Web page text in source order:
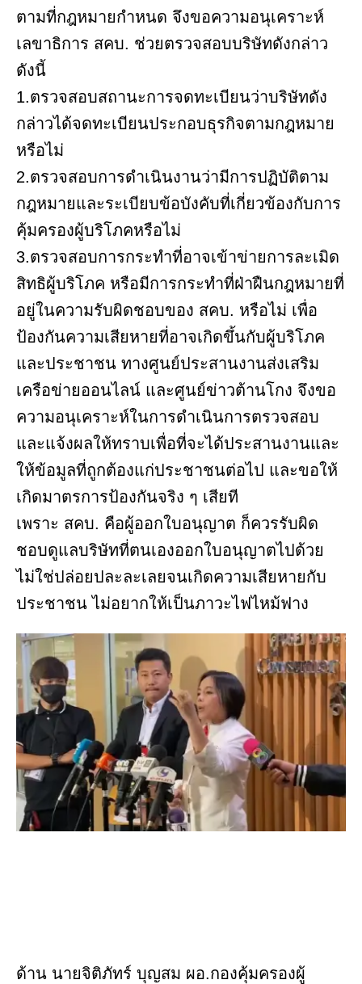
ตามที่กฎหมายกำหนด จึงขอความอนุเคราะห์
เลขาธิการ สคบ. ช่วยตรวจสอบบริษัทดังกล่าว
ดังนี้
1.ตรวจสอบสถานะการจดทะเบียนว่าบริษัทดัง
กล่าวได้จดทะเบียนประกอบธุรกิจตามกฎหมาย
หรือไม่
2.ตรวจสอบการดำเนินงานว่ามีการปฏิบัติตาม
กฎหมายและระเบียบข้อบังคับที่เกี่ยวข้องกับการ
คุ้มครองผู้บริโภคหรือไม่
3.ตรวจสอบการกระทำที่อาจเข้าข่ายการละเมิด
สิทธิผู้บริโภค หรือมีการกระทำที่ฝ่าฝืนกฎหมายที่
อยู่ในความรับผิดชอบของ สคบ. หรือไม่ เพื่อ
ป้องกันความเสียหายที่อาจเกิดขึ้นกับผู้บริโภค
และประชาชน ทางศูนย์ประสานงานส่งเสริม
เครือข่ายออนไลน์ และศูนย์ข่าวต้านโกง จึงขอ
ความอนุเคราะห์ในการดำเนินการตรวจสอบ
และแจ้งผลให้ทราบเพื่อที่จะได้ประสานงานและ
ให้ข้อมูลที่ถูกต้องแก่ประชาชนต่อไป และขอให้
เกิดมาตรการป้องกันจริง ๆ เสียที
เพราะ สคบ. คือผู้ออกใบอนุญาต ก็ควรรับผิด
ชอบดูแลบริษัทที่ตนเองออกใบอนุญาตไปด้วย
ไม่ใช่ปล่อยปละละเลยจนเกิดความเสียหายกับ
ประชาชน ไม่อยากให้เป็นภาวะไฟไหม้ฟาง
ด้าน นายจิติภัทร์ บุญสม ผอ.กองคุ้มครองผู้